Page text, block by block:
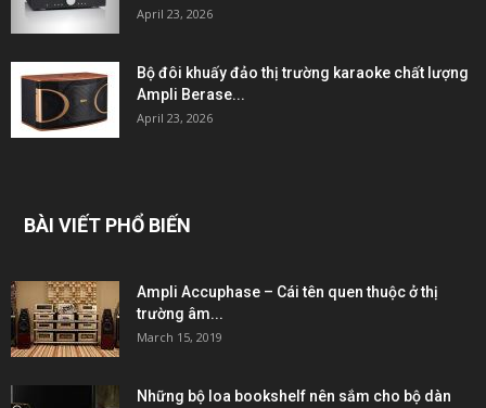
April 23, 2026
Bộ đôi khuấy đảo thị trường karaoke chất lượng
Ampli Berase...
April 23, 2026
BÀI VIẾT PHỔ BIẾN
Ampli Accuphase – Cái tên quen thuộc ở thị
trường âm...
March 15, 2019
Những bộ loa bookshelf nên sắm cho bộ dàn